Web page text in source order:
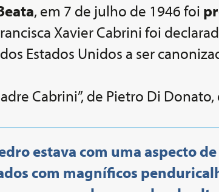
, em 7 de julho de 1946 foi
Xavier Cabrini foi
Estados Unidos a ser
Cabrini”, de Pietro Di
estava com uma aspecto
com magníficos